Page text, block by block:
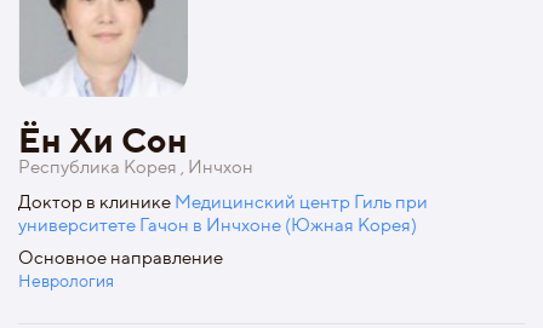
Ён Хи Сон
Республика Корея , Инчхон
Доктор в клинике Медицинский центр Гиль при
университете Гачон в Инчхоне (Южная Корея)
Основное направление
Неврология